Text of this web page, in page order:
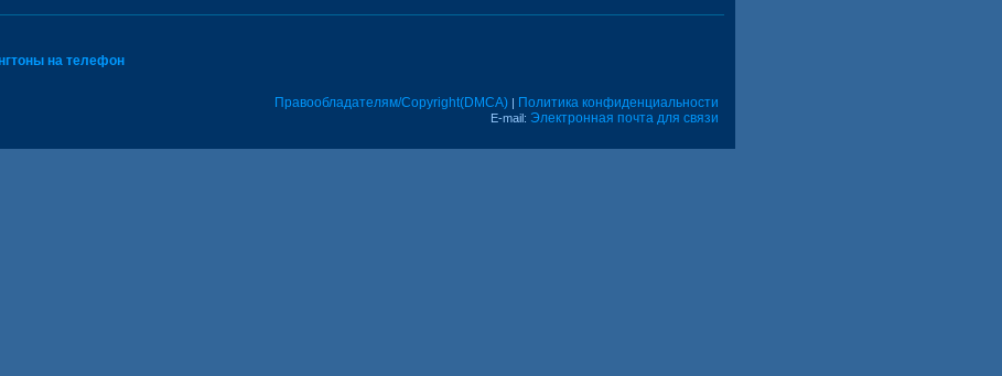
на телефон
Правообладателям/Copyright(DMCA) | Политика конфиденциальности
E-mail: Электронная почта для связи